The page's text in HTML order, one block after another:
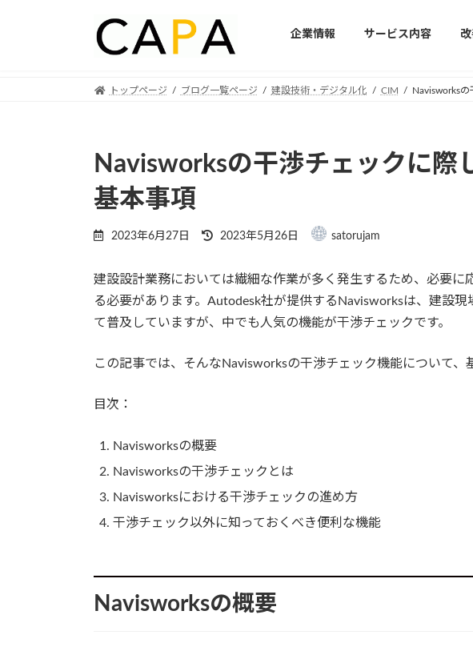
企業情報 サービス内容
トップページ ブログ一覧ページ 建設技術・デジタル化 CIM Navisworks
Navisworksの干渉チェックに際
基本事項
2023年6月27日
Last
updated
2023年5月26日 satorujam
建設設計業務においては繊細な作業が多く発生するため、必要に
る必要があります。Autodesk社が提供するNavisworksは、建設
て普及していますが、中でも人気の機能が干渉チェックです。
この記事では、そんなNavisworksの干渉チェック機能について、
目次：
Navisworksの概要
Navisworksの干渉チェックとは
Navisworksにおける干渉チェックの進め方
干渉チェック以外に知っておくべき便利な機能
Navisworksの概要